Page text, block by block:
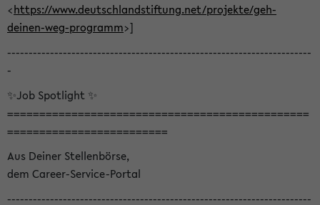
<https://www.deutschlandstiftung.net/projekte/geh-
deinen-weg-programm>]
-----------------------------------------------------------------------
-
✨Job Spotlight ✨
===============================================
=========================
Aus Deiner Stellenbörse,
dem Career-Service-Portal
-----------------------------------------------------------------------